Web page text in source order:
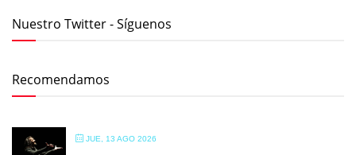
Nuestro Twitter - Síguenos
Recomendamos
JUE, 13 AGO 2026